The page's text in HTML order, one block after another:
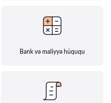
Bank və maliyyə hüququ